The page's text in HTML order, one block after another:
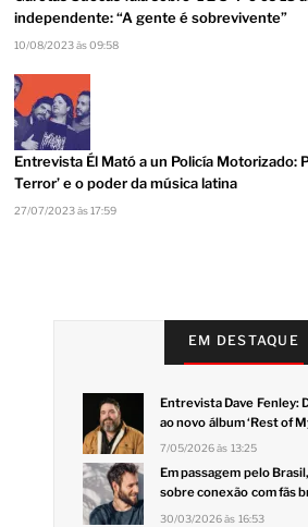
independente: “A gente é sobrevivente”
10/08/2023 às 09:58
Entrevista Él Mató a un Policía Motorizado:
Terror’ e o poder da música latina
27/07/2023 às 17:59
EM DESTAQUE
Entrevista Dave Fenley:
ao novo álbum ‘Rest of
7/05/2026 às 13:25
Em passagem pelo
sobre conexão com fãs
30/03/2026 às 16:53